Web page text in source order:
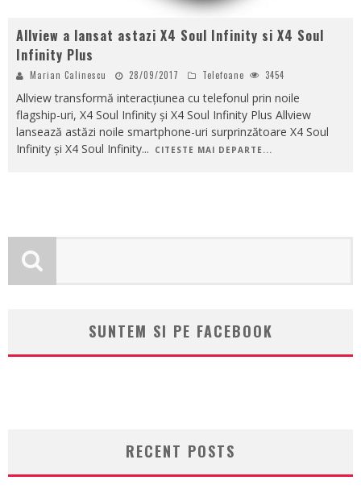
Allview a lansat astazi X4 Soul Infinity si X4 Soul
Infinity Plus
Marian Calinescu 28/09/2017 Telefoane 3454
Allview transformă interacțiunea cu telefonul prin noile
flagship-uri, X4 Soul Infinity și X4 Soul Infinity Plus Allview
lansează astăzi noile smartphone-uri surprinzătoare X4 Soul
Infinity și X4 Soul Infinity... CITESTE MAI DEPARTE...
SUNTEM SI PE FACEBOOK
RECENT POSTS